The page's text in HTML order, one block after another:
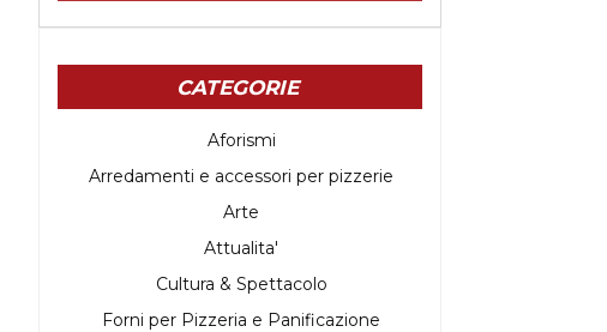
CATEGORIE
Aforismi
Arredamenti e accessori per pizzerie
Arte
Attualita'
Cultura & Spettacolo
Forni per Pizzeria e Panificazione